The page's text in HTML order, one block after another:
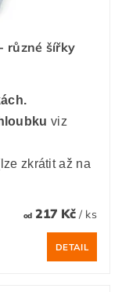
různé šířky
viz
zkrátit až na
od217 Kč / ks
DETAIL